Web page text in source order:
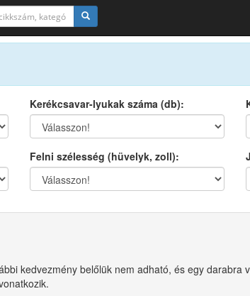
Kerékcsavar-lyukak száma (db):
Felni szélesség (hüvelyk, zoll):
kedvezmény belőlük nem adható, és egy darabra